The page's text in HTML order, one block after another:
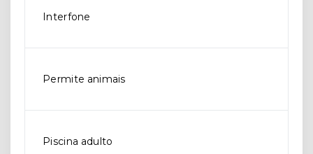
Interfone
Permite animais
Piscina adulto